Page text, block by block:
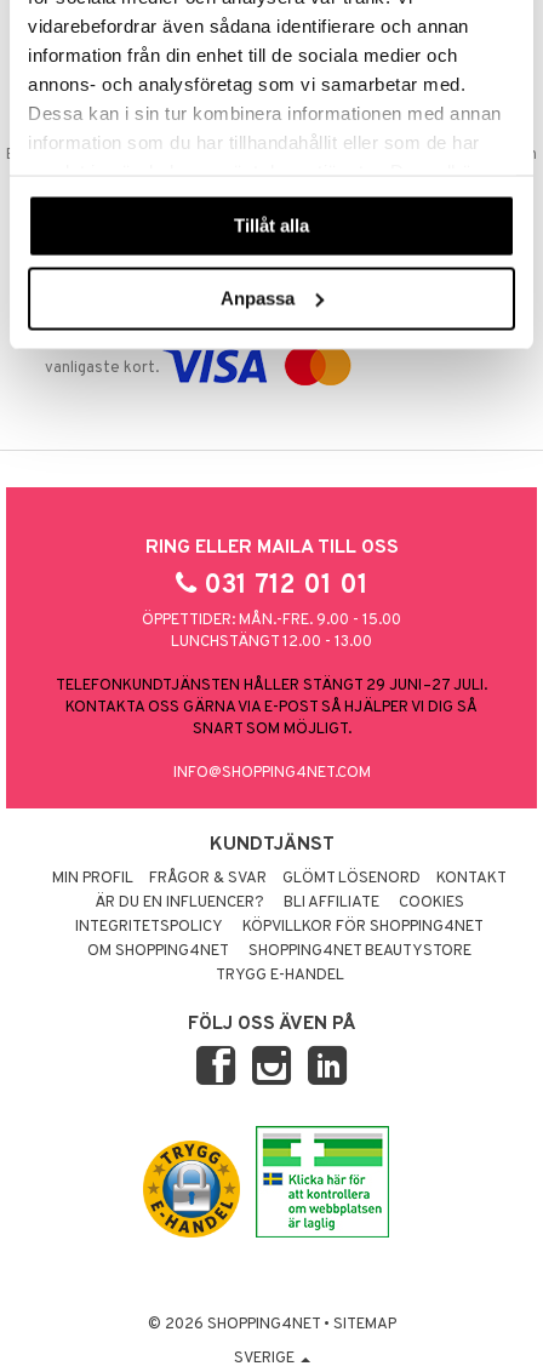
vidarebefordrar även sådana identifierare och annan
information från din enhet till de sociala medier och
annons- och analysföretag som vi samarbetar med.
Dessa kan i sin tur kombinera informationen med annan
information som du har tillhandahållit eller som de har
våra cookies vid fortsatt användande av vår webbplats.
Tillåt alla
Anpassa
VAD KOSTAR FRAKTEN?
Vi erbjuder fri frakt från 350 kr. Vår gräns för fraktfri leverans bestäms
utifån vilken avdelning du handlar från. Läs mer här »
SNABBA LEVERANSER
Beställningar lagda före 14:00 (gäller varor i lager) skickas normalt ut från
GODKÄND AV LÄKEMEDELSVERKET
Läkemedelsverket gällande försäljning av läkemedel.
TRYGGA KÖP
Handla tryggt & säkert via faktura, delbetalning eller marknadens
vanligaste kort.
RING ELLER MAILA TILL OSS
031 712 01 01
ÖPPETTIDER: MÅN.-FRE. 9.00 - 15.00
LUNCHSTÄNGT 12.00 - 13.00
TELEFONKUNDTJÄNSTEN HÅLLER STÄNGT 29 JUNI–27 JULI.
KONTAKTA OSS GÄRNA VIA E-POST SÅ HJÄLPER VI DIG SÅ
SNART SOM MÖJLIGT.
INFO@SHOPPING4NET.COM
KUNDTJÄNST
MIN PROFIL FRÅGOR & SVAR GLÖMT LÖSENORD
KONTAKT
ÄR DU EN INFLUENCER?
BLI AFFILIATE
COOKIES
INTEGRITETSPOLICY
KÖPVILLKOR FÖR SHOPPING4NET
OM SHOPPING4NET
SHOPPING4NET BEAUTYSTORE
TRYGG E-HANDEL
FÖLJ OSS ÄVEN PÅ
© 2026 SHOPPING4NET • SITEMAP
SVERIGE